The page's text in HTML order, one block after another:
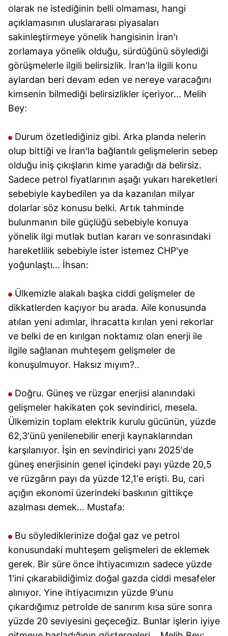
olarak ne istediğinin belli olmaması, hangi
açıklamasının uluslararası piyasaları
sakinleştirmeye yönelik hangisinin İran'ı
zorlamaya yönelik olduğu, sürdüğünü söylediği
görüşmelerle ilgili belirsizlik. İran'la ilgili konu
aylardan beri devam eden ve nereye varacağını
kimsenin bilmediği belirsizlikler içeriyor... Melih
Bey:
Durum özetlediğiniz gibi. Arka planda nelerin
olup bittiği ve İran'la bağlantılı gelişmelerin sebep
olduğu iniş çıkışların kime yaradığı da belirsiz.
Sadece petrol fiyatlarının aşağı yukarı hareketleri
sebebiyle kaybedilen ya da kazanılan milyar
dolarlar söz konusu belki. Artık tahminde
bulunmanın bile güçlüğü sebebiyle konuya
yönelik ilgi mutlak butlan kararı ve sonrasındaki
hareketlilik sebebiyle ister istemez CHP'ye
yoğunlaştı... İhsan:
Ülkemizle alakalı başka ciddi gelişmeler de
dikkatlerden kaçıyor bu arada. Aile konusunda
atılan yeni adımlar, ihracatta kırılan yeni rekorlar
ve belki de en kırılgan noktamız olan enerji ile
ilgile sağlanan muhteşem gelişmeler de
konuşulmuyor. Haksız mıyım?..
Doğru. Güneş ve rüzgar enerjisi alanındaki
gelişmeler hakikaten çok sevindirici, mesela.
Ülkemizin toplam elektrik kurulu gücünün, yüzde
62,3'ünü yenilenebilir enerji kaynaklarından
karşılanıyor. İşin en sevindirici yanı 2025'de
güneş enerjisinin genel içindeki payı yüzde 20,5
ve rüzgârın payı da yüzde 12,1'e erişti. Bu, cari
açığın ekonomi üzerindeki baskının gittikçe
azalması demek... Mustafa:
Bu söylediklerinize doğal gaz ve petrol
konusundaki muhteşem gelişmeleri de eklemek
gerek. Bir süre önce ihtiyacımızın sadece yüzde
1'ini çıkarabildiğimiz doğal gazda ciddi mesafeler
alınıyor. Yine ihtiyacımızın yüzde 9'unu
çıkardığımız petrolde de sanırım kısa süre sonra
yüzde 20 seviyesini geçeceğiz. Bunlar işlerin iyiye